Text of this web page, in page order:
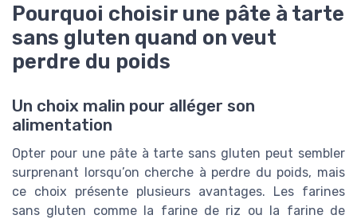
Pourquoi choisir une pâte à tarte
sans gluten quand on veut
perdre du poids
Un choix malin pour alléger son
alimentation
Opter pour une pâte à tarte sans gluten peut sembler
surprenant lorsqu’on cherche à perdre du poids, mais
ce choix présente plusieurs avantages. Les farines
sans gluten comme la farine de riz ou la farine de